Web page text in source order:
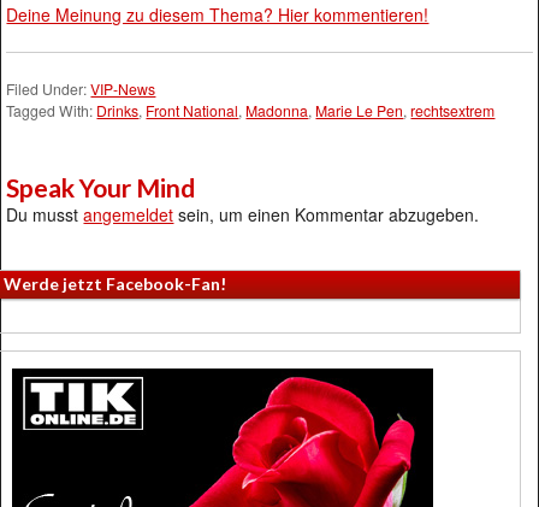
Deine Meinung zu diesem Thema? Hier kommentieren!
Filed Under:VIP-News
Tagged With: Drinks, Front National, Madonna, Marie Le Pen,rechtsextrem
Speak Your Mind
Du musstangemeldet sein, um einen Kommentar abzugeben.
Werde jetzt Facebook-Fan!